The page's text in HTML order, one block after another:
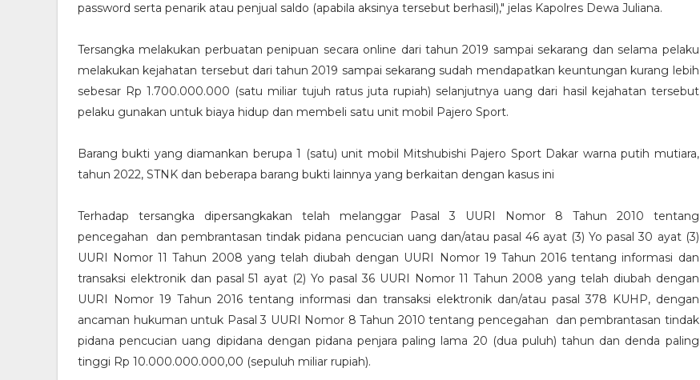
password serta penarik atau penjual saldo (apabila aksinya tersebut berhasil)," jelas Kapolres Dewa Juliana.
Tersangka melakukan perbuatan penipuan secara online dari tahun 2019 sampai sekarang dan selama pelaku
melakukan kejahatan tersebut dari tahun 2019 sampai sekarang sudah mendapatkan keuntungan kurang lebih
sebesar Rp 1.700.000.000 (satu miliar tujuh ratus juta rupiah) selanjutnya uang dari hasil kejahatan tersebut
pelaku gunakan untuk biaya hidup dan membeli satu unit mobil Pajero Sport.
Barang bukti yang diamankan berupa 1 (satu) unit mobil Mitshubishi Pajero Sport Dakar warna putih mutiara,
tahun 2022, STNK dan beberapa barang bukti lainnya yang berkaitan dengan kasus ini
Terhadap tersangka dipersangkakan telah melanggar Pasal 3 UURI Nomor 8 Tahun 2010 tentang
pencegahan dan pembrantasan tindak pidana pencucian uang dan/atau pasal 46 ayat (3) Yo pasal 30 ayat (3)
UURI Nomor 11 Tahun 2008 yang telah diubah dengan UURI Nomor 19 Tahun 2016 tentang informasi dan
transaksi elektronik dan pasal 51 ayat (2) Yo pasal 36 UURI Nomor 11 Tahun 2008 yang telah diubah dengan
UURI Nomor 19 Tahun 2016 tentang informasi dan transaksi elektronik dan/atau pasal 378 KUHP, dengan
ancaman hukuman untuk Pasal 3 UURI Nomor 8 Tahun 2010 tentang pencegahan dan pembrantasan tindak
pidana pencucian uang dipidana dengan pidana penjara paling lama 20 (dua puluh) tahun dan denda paling
tinggi Rp 10.000.000.000,00 (sepuluh miliar rupiah).